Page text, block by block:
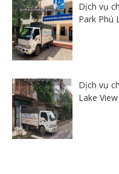
Dịch vụ
Park Phú
Dịch vụ
Lake View